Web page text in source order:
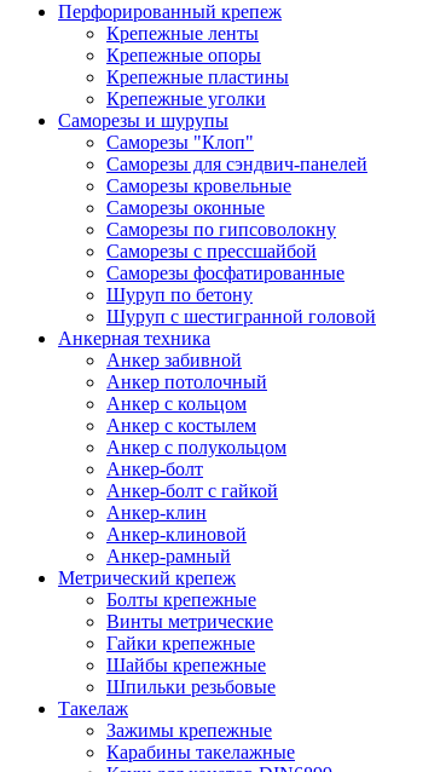
Перфорированный крепеж
Крепежные ленты
Крепежные опоры
Крепежные пластины
Крепежные уголки
Саморезы и шурупы
Саморезы "Клоп"
Саморезы для сэндвич-панелей
Саморезы кровельные
Саморезы оконные
Саморезы по гипсоволокну
Саморезы с прессшайбой
Саморезы фосфатированные
Шуруп по бетону
Шуруп с шестигранной головой
Анкерная техника
Анкер забивной
Анкер потолочный
Анкер с кольцом
Анкер с костылем
Анкер с полукольцом
Анкер-болт
Анкер-болт с гайкой
Анкер-клин
Анкер-клиновой
Анкер-рамный
Метрический крепеж
Болты крепежные
Винты метрические
Гайки крепежные
Шайбы крепежные
Шпильки резьбовые
Такелаж
Зажимы крепежные
Карабины такелажные